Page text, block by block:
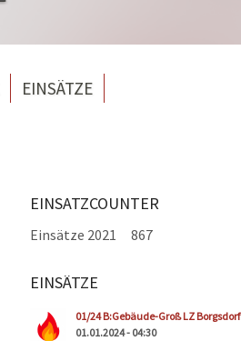
EINSÄTZE
EINSATZCOUNTER
Einsätze 2021 867
EINSÄTZE
01/24 B:Gebäude-Groß LZ Borgsdorf
01.01.2024 - 04:30
Seiten